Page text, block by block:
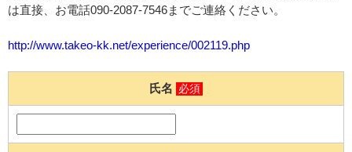
は直接、お電話090-2087-7546までご連絡ください。
http://www.takeo-kk.net/experience/002119.php
氏名 必須